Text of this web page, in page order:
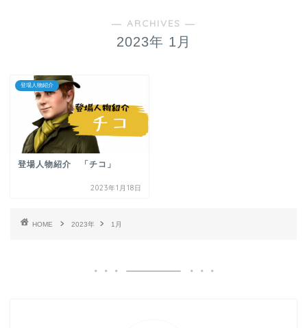
― ARCHIVES ―
2023年 1月
登場人物紹介
登場人物紹介 「チコ」
2023年1月18日
HOME 2023年 1月